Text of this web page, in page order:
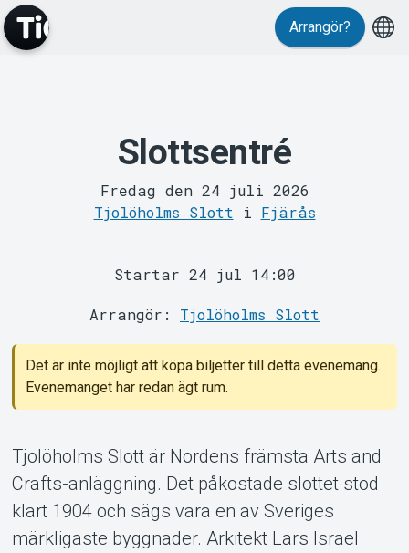
MyTickster
Support
Om Tickster
Arrangör?
Slottsentré
Fredag den 24 juli 2026
Tjolöholms Slott i Fjärås
Startar 24 jul 14:00
Arrangör: Tjolöholms Slott
Det är inte möjligt att köpa biljetter till detta evenemang.
Evenemanget har redan ägt rum.
Tjolöholms Slott är Nordens främsta Arts and
Crafts-anläggning. Det påkostade slottet stod
klart 1904 och sägs vara en av Sveriges
märkligaste byggnader. Arkitekt Lars Israel